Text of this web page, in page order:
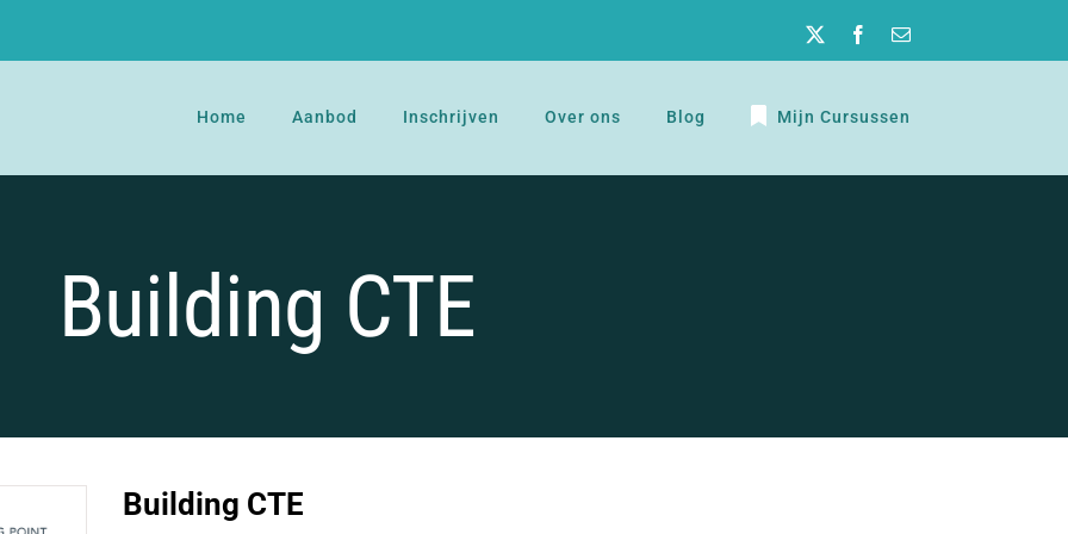
Twitter Facebook
E-
Home Aanbod Inschrijven Over ons Blog Mijn Cursussen
Building CTE
Building CTE